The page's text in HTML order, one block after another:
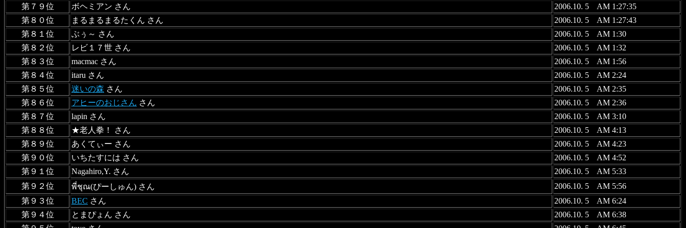
第７９位
ボヘミアン さん
2006.10. 5 AM 1:27:35
第８０位
まるまるまるたくん さん
2006.10. 5 AM 1:27:43
第８１位
ぶぅ～ さん
2006.10. 5 AM 1:30
第８２位
レビ１７世 さん
2006.10. 5 AM 1:32
第８３位
macmac さん
2006.10. 5 AM 1:56
第８４位
itaru さん
2006.10. 5 AM 2:24
第８５位
迷いの森 さん
2006.10. 5 AM 2:35
第８６位
アヒーのおじさん さん
2006.10. 5 AM 2:36
第８７位
lapin さん
2006.10. 5 AM 3:10
第８８位
★老人拳！ さん
2006.10. 5 AM 4:13
第８９位
あくてぃー さん
2006.10. 5 AM 4:23
第９０位
いちたすには さん
2006.10. 5 AM 4:52
第９１位
Nagahiro,Y. さん
2006.10. 5 AM 5:33
第９２位
พี่ชุณ(ぴーしゅん) さん
2006.10. 5 AM 5:56
第９３位
BEC さん
2006.10. 5 AM 6:24
第９４位
とまぴょん さん
2006.10. 5 AM 6:38